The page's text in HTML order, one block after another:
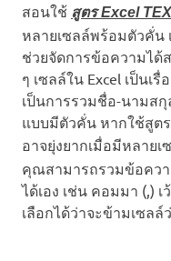
อีก
มากมาย
สอนใช้ สูตร Excel
หลายเซลล์พร้อมตัวคั่น
ช่วยจัดการข้อความได้
ๆ เซลล์ใน Excel เป็นเ
เป็นการรวมชื่อ-นามส
แบบมีตัวคั่น หากใช้สูตร
อาจยุ่งยากเมื่อมีหลายเ
คุณสามารถรวมข้อควา
ได้เอง เช่น คอมมา (,)
เลือกได้ว่าจะข้ามเซลล์